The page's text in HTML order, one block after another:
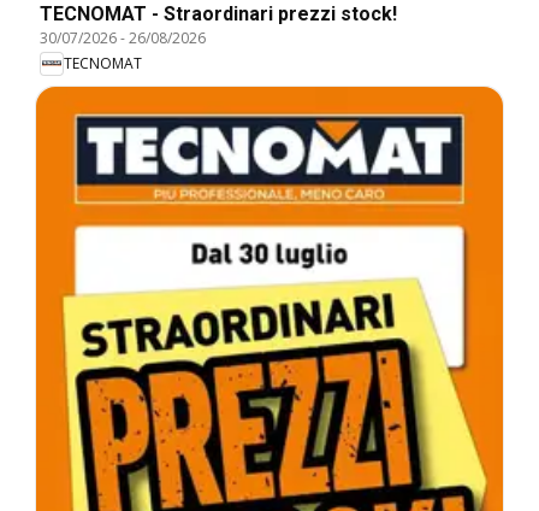
TECNOMAT - Straordinari prezzi stock!
30/07/2026-26/08/2026
TECNOMAT